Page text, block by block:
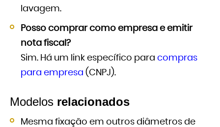
lavagem.
Posso comprar como empresa e emitir
nota fiscal?
Sim. Há um link específico para compras
para empresa (CNPJ).
Modelos relacionados
Mesma fixação em outros diâmetros de